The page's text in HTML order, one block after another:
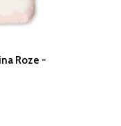
Roze -